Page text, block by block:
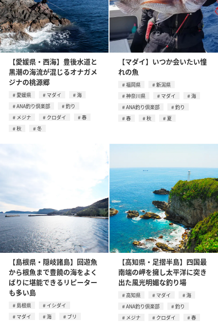
【愛媛県・西海】豊後水道と
黒潮の海流が混じるオナガメ
ジナの桃源郷
愛媛県 マダイ
海
ANA釣り倶楽部
釣り
メジナ
クロダイ
春
秋
冬
【マダイ】いつか会いたい憧
れの魚
福岡県
新潟県
神奈川県
マダイ
海
ANA釣り倶楽部
釣り
春
秋 夏
【島根県・隠岐諸島】回遊魚
から根魚まで豊饒の海をよく
ばりに堪能できるリピーター
も多い島
島根県
イシダイ
マダイ
海
ブリ
【高知県・足摺半島】四国最
南端の岬を擁し太平洋に突き
出た風光明媚な釣り場
高知県 マダイ
海
ANA釣り倶楽部
釣り
メジナ
クロダイ
春